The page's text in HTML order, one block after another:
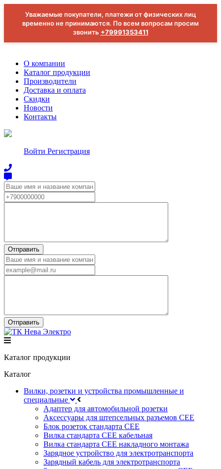
Уважаемые покупатели, платежи от физических лиц
временно не принимаются. По всем вопросам просим
звонить +79991353411
О компании
Каталог продукции
Производители
Доставка и оплата
Скидки
Новости
Контакты
Войти Регистрация
Каталог продукции
Каталог
Вилки, розетки и устройства промышленные и
специальные
Адаптер для автомобильной розетки
Аксессуары для штепсельных разъемов CEE
Блок розеток стандарта CEE
Вилка стандарта CEE кабельная
Вилка стандарта CEE накладного монтажа
Зарядное устройство для электротранспорта
Зарядный кабель для электротранспорта